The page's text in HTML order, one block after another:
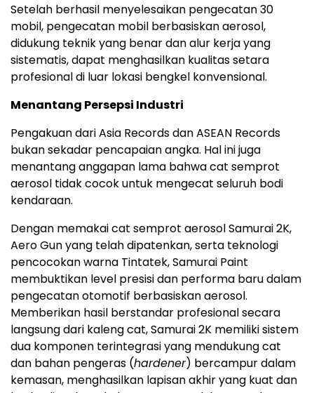
Setelah berhasil menyelesaikan pengecatan 30
mobil, pengecatan mobil berbasiskan aerosol,
didukung teknik yang benar dan alur kerja yang
sistematis, dapat menghasilkan kualitas setara
profesional di luar lokasi bengkel konvensional.
Menantang Persepsi Industri
Pengakuan dari Asia Records dan ASEAN Records
bukan sekadar pencapaian angka. Hal ini juga
menantang anggapan lama bahwa cat semprot
aerosol tidak cocok untuk mengecat seluruh bodi
kendaraan.
Dengan memakai cat semprot aerosol Samurai 2K,
Aero Gun yang telah dipatenkan, serta teknologi
pencocokan warna Tintatek, Samurai Paint
membuktikan level presisi dan performa baru dalam
pengecatan otomotif berbasiskan aerosol.
Memberikan hasil berstandar profesional secara
langsung dari kaleng cat, Samurai 2K memiliki sistem
dua komponen terintegrasi yang mendukung cat
dan bahan pengeras (hardener) bercampur dalam
kemasan, menghasilkan lapisan akhir yang kuat dan